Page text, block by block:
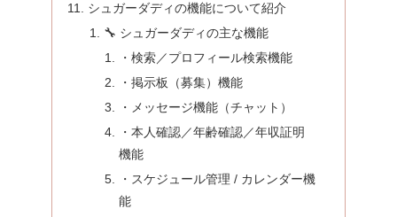
シュガーダディの機能について紹介
🔧 シュガーダディの主な機能
・検索／プロフィール検索機能
・掲示板（募集）機能
・メッセージ機能（チャット）
・本人確認／年齢確認／年収証明
機能
・スケジュール管理 / カレンダー機
能